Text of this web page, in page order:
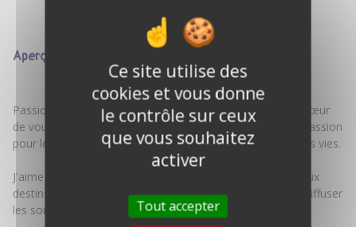
Aperçu
Passionné par la radio depuis l'âge de mes 11 ans, j'ai à cœur
de vous écouter, vous partager et vous transmettre ma passion
pour le son, les gens et les histoires extraordinaires de nos vies.
J'aime prendre du son, interviewer des gens incroyables aux
destins exceptionnels. A la radio, je suis en direct pour rediffuser
les sons que j'ai enregistré.
Ce site utilise des
cookies et vous donne
le contrôle sur ceux
que vous souhaitez
activer
Tout accepter